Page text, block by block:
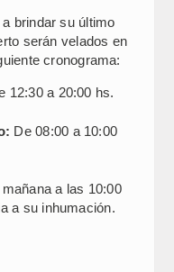
brindar su último
serán velados en
cronograma:
12:30 a 20:00 hs.
De 08:00 a 10:00
a las 10:00
a su inhumación.